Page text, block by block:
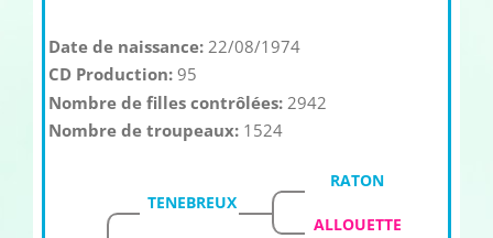
Date de naissance:22/08/1974
CD Production:95
Nombre de filles contrôlées:2942
Nombre de troupeaux: 1524
TENEBREUX
RATON
ALLOUETTE